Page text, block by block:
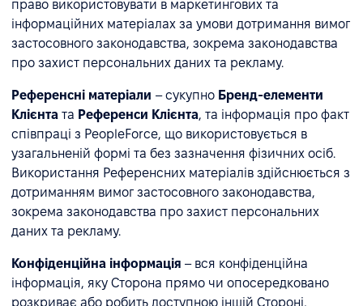
право використовувати в маркетингових та
інформаційних матеріалах за умови дотримання вимог
застосовного законодавства, зокрема законодавства
про захист персональних даних та рекламу.
Референсні матеріали – сукупно Бренд-елементи
Клієнта та Референси Клієнта, та інформація про факт
співпраці з PeopleForce, що використовується в
узагальненій формі та без зазначення фізичних осіб.
Використання Референсних матеріалів здійснюється з
дотриманням вимог застосовного законодавства,
зокрема законодавства про захист персональних
даних та рекламу.
Конфіденційна інформація – вся конфіденційна
інформація, яку Сторона прямо чи опосередковано
розкриває або робить доступною іншій Стороні,